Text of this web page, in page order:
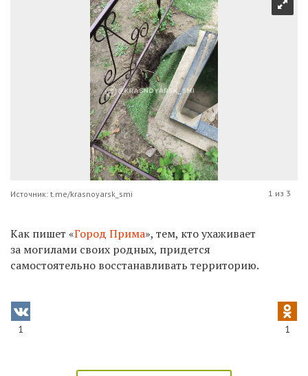
Источник: t.me/krasnoyarsk_smi 1 из 3
Как пишет «Город Прима», тем, кто ухаживает
за могилами своих родных, придется
самостоятельно восстанавливать территорию.
1 1